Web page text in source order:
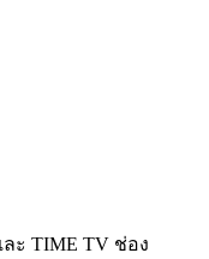
ะ TIME TV ช่อง